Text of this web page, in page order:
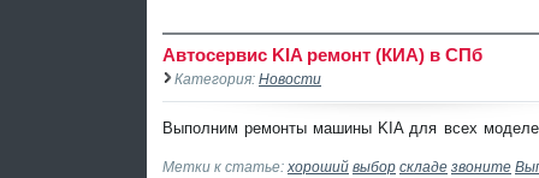
Автосервис KIA ремонт (КИА) в СПб
Категория: Новости
Выполним ремонты машины KIA для всех
Метки к статье: хороший выбор складе звоните